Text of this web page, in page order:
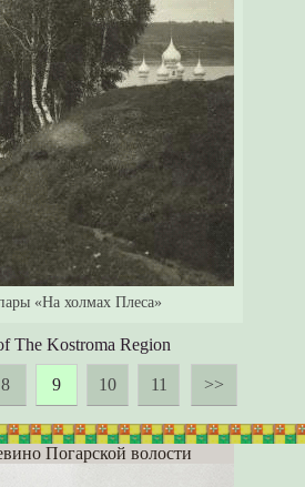
«На холмах Плеса»
The Kostroma Region
8 9 10 11 >>
Погарской волости